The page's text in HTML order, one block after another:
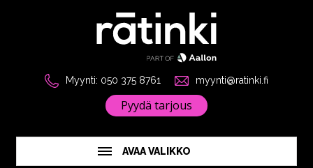
Myynti: 050 375 8761 myynti@ratinki.fi
Pyydä tarjous
AVAA VALIKKO